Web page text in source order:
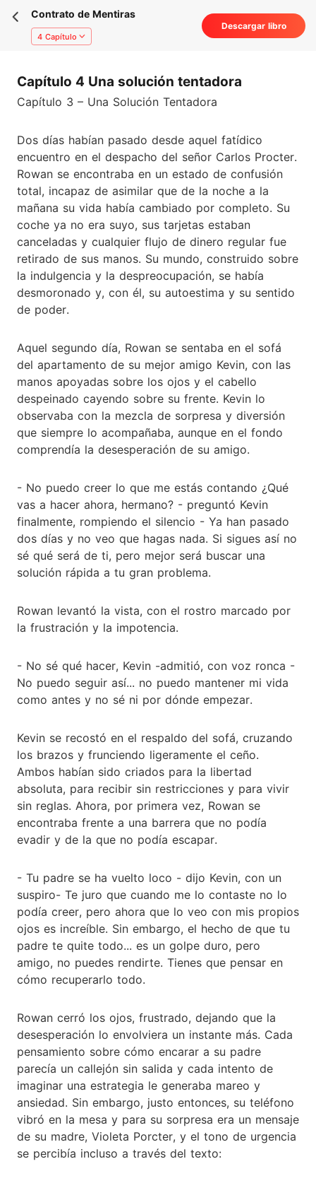
Contrato de Mentiras
4 Capítulo
Descargar libro
Capítulo 4 Una solución tentadora
Capítulo 3 – Una Solución Tentadora
Dos días habían pasado desde aquel fatídico
encuentro en el despacho del señor Carlos Procter.
Rowan se encontraba en un estado de confusión
total, incapaz de asimilar que de la noche a la
mañana su vida había cambiado por completo. Su
coche ya no era suyo, sus tarjetas estaban
canceladas y cualquier flujo de dinero regular fue
retirado de sus manos. Su mundo, construido sobre
la indulgencia y la despreocupación, se había
desmoronado y, con él, su autoestima y su sentido
de poder.
Aquel segundo día, Rowan se sentaba en el sofá
del apartamento de su mejor amigo Kevin, con las
manos apoyadas sobre los ojos y el cabello
despeinado cayendo sobre su frente. Kevin lo
observaba con la mezcla de sorpresa y diversión
que siempre lo acompañaba, aunque en el fondo
comprendía la desesperación de su amigo.
- No puedo creer lo que me estás contando ¿Qué
vas a hacer ahora, hermano? - preguntó Kevin
finalmente, rompiendo el silencio - Ya han pasado
dos días y no veo que hagas nada. Si sigues así no
sé qué será de ti, pero mejor será buscar una
solución rápida a tu gran problema.
Rowan levantó la vista, con el rostro marcado por
la frustración y la impotencia.
- No sé qué hacer, Kevin -admitió, con voz ronca -
No puedo seguir así... no puedo mantener mi vida
como antes y no sé ni por dónde empezar.
Kevin se recostó en el respaldo del sofá, cruzando
los brazos y frunciendo ligeramente el ceño.
Ambos habían sido criados para la libertad
absoluta, para recibir sin restricciones y para vivir
sin reglas. Ahora, por primera vez, Rowan se
encontraba frente a una barrera que no podía
evadir y de la que no podía escapar.
- Tu padre se ha vuelto loco - dijo Kevin, con un
suspiro- Te juro que cuando me lo contaste no lo
podía creer, pero ahora que lo veo con mis propios
ojos es increíble. Sin embargo, el hecho de que tu
padre te quite todo... es un golpe duro, pero
amigo, no puedes rendirte. Tienes que pensar en
cómo recuperarlo todo.
Rowan cerró los ojos, frustrado, dejando que la
desesperación lo envolviera un instante más. Cada
pensamiento sobre cómo encarar a su padre
parecía un callejón sin salida y cada intento de
imaginar una estrategia le generaba mareo y
ansiedad. Sin embargo, justo entonces, su teléfono
vibró en la mesa y para su sorpresa era un mensaje
de su madre, Violeta Porcter, y el tono de urgencia
se percibía incluso a través del texto: